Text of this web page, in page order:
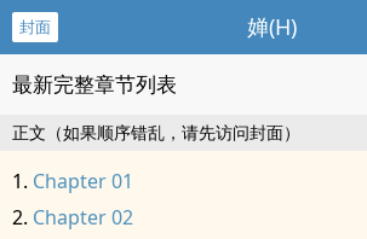
封面 婵(H)
最新完整章节列表
正文（如果顺序错乱，请先访问封面）
Chapter 01
Chapter 02